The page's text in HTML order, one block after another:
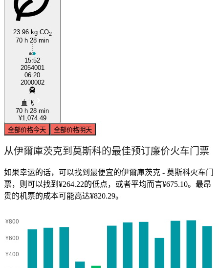
23.96 kg CO2
70 h 28 min
15:52
2054001
06:20
2000002
直飞
70 h 28 min
¥1,074.49
全部价格今天 全部价格明天
从伊爾庫茨克到莫斯科的最佳预订廉价火车门票
如果幸运的话，可以找到最便宜的伊爾庫茨克 - 莫斯科火车门
票，则可以找到¥264.22的低点，或者平均而言¥675.10。最昂
贵的机票的成本可能高达¥820.29。